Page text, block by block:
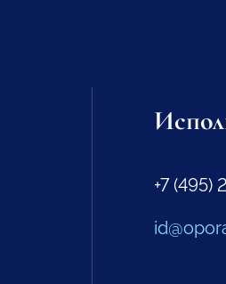
+7 (495)